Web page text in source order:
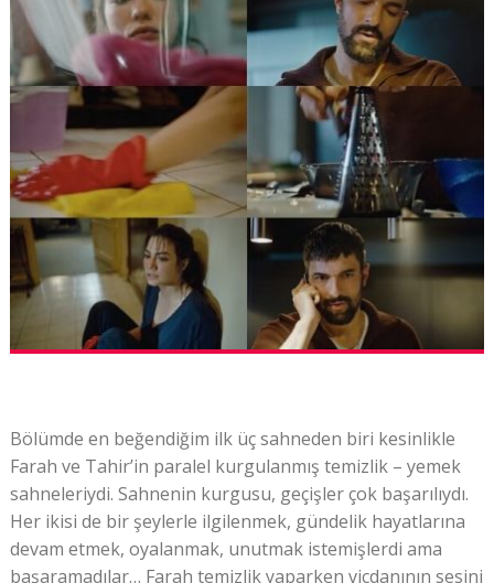
Bölümde en beğendiğim ilk üç sahneden biri kesinlikle
Farah ve Tahir’in paralel kurgulanmış temizlik – yemek
sahneleriydi. Sahnenin kurgusu, geçişler çok başarılıydı.
Her ikisi de bir şeylerle ilgilenmek, gündelik hayatlarına
devam etmek, oyalanmak, unutmak istemişlerdi ama
başaramadılar… Farah temizlik yaparken vicdanının sesini